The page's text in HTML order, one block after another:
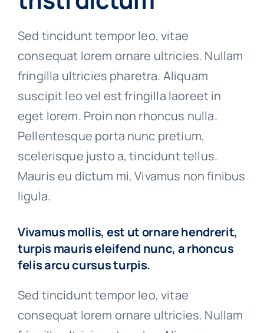
Sed tincidunt tempor leo, vitae
consequat lorem ornare ultricies. Nullam
fringilla ultricies pharetra. Aliquam
suscipit leo vel est fringilla laoreet in
eget lorem. Proin non rhoncus nulla.
Pellentesque porta nunc pretium,
scelerisque justo a, tincidunt tellus.
Mauris eu dictum mi. Vivamus non finibus
ligula.
Vivamus mollis, est ut ornare hendrerit,
turpis mauris eleifend nunc, a rhoncus
felis arcu cursus turpis.
Sed tincidunt tempor leo, vitae
consequat lorem ornare ultricies. Nullam